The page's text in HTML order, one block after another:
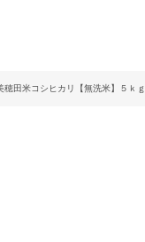
穂田米コシヒカリ【無洗米】５ｋｇ